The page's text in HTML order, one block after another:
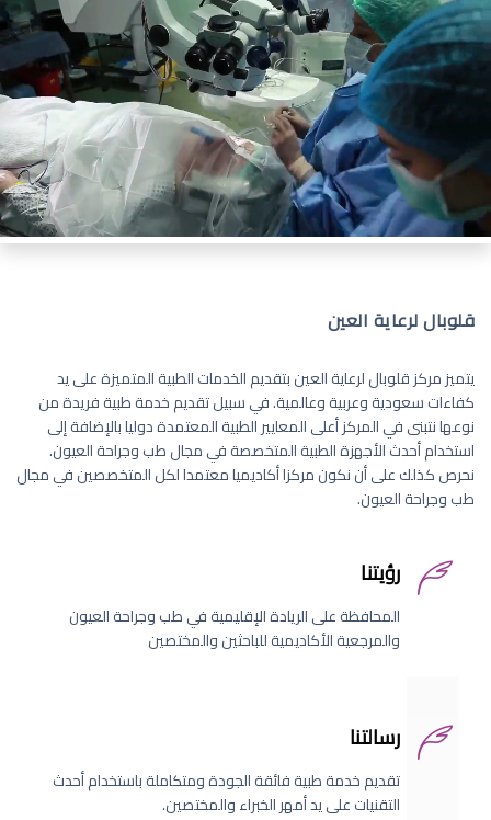
قلوبال لرعاية العين
يتميز مركز قلوبال لرعاية العين بتقديم الخدمات الطبية المتميزة على يد
كفاءات سعودية وعربية وعالمية. في سبيل تقديم خدمة طبية فريدة من
نوعها نتبنى في المركز أعلى المعايير الطبية المعتمدة دوليا بالإضافة إلى
استخدام أحدث الأجهزة الطبية المتخصصة في مجال طب وجراحة العيون.
نحرص كذلك على أن نكون مركزا أكاديميا معتمدا لكل المتخصصين في مجال
طب وجراحة العيون.
رؤيتنا
المحافظة على الريادة الإقليمية في طب وجراحة العيون
والمرجعية الأكاديمية للباحثين والمختصين
رسالتنا
تقديم خدمة طبية فائقة الجودة ومتكاملة باستخدام أحدث
التقنيات على يد أمهر الخبراء والمختصين.